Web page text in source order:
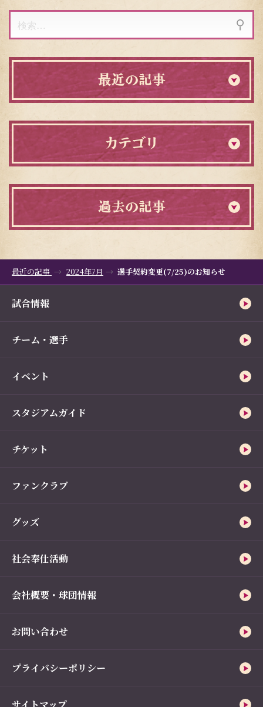
索:
最近の記事
カテゴリ
過去の記事
最近の記事 2024年7月 選手契約変更(7/25)のお知らせ
試合情報
チーム・選手
イベント
スタジアムガイド
チケット
ファンクラブ
グッズ
社会奉仕活動
会社概要・球団情報
お問い合わせ
プライバシーポリシー